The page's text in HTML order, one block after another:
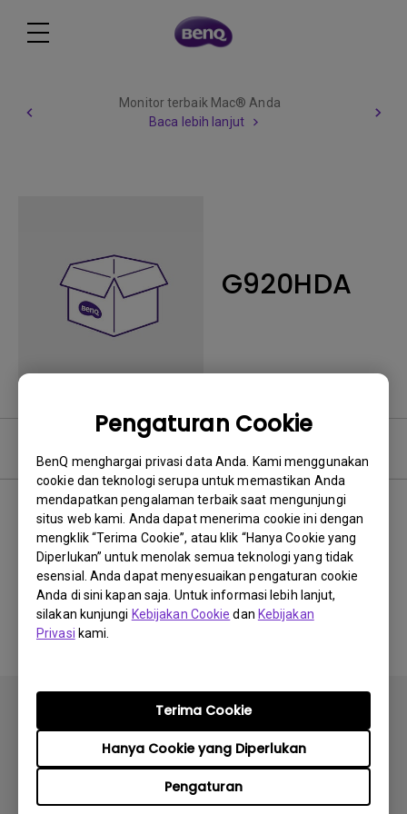
Pengaturan Cookie
BenQ menghargai privasi data Anda. Kami menggunakan
cookie dan teknologi serupa untuk memastikan Anda
mendapatkan pengalaman terbaik saat mengunjungi
situs web kami. Anda dapat menerima cookie ini dengan
mengklik “Terima Cookie”, atau klik “Hanya Cookie yang
Diperlukan” untuk menolak semua teknologi yang tidak
esensial. Anda dapat menyesuaikan pengaturan cookie
Anda di sini kapan saja. Untuk informasi lebih lanjut,
silakan kunjungi Kebijakan Cookie dan Kebijakan
Privasi kami.
Pengaturan
Hanya Cookie yang Diperlukan
Terima Cookie
Monitor terbaik Mac® Anda
Baca lebih lanjut
G920HDA
0 hasil Terbaru
Tidak ada video terkait
Berlangganan